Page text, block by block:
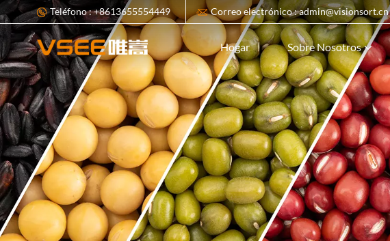
Teléfono : +8613655554449 Correo electrónico : admin@visionsort.cn
Hogar Sobre Nosotros